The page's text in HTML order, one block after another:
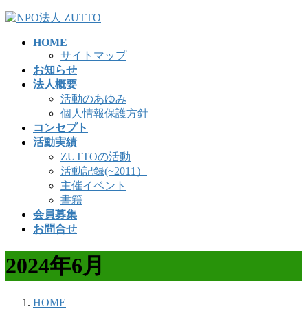
コ
ナ
HOME
サイトマップ
お知らせ
法人概要
活動のあゆみ
個人情報保護方針
コンセプト
活動実績
ZUTTOの活動
活動記録(~2011）
主催イベント
書籍
会員募集
お問合せ
2024年6月
HOME